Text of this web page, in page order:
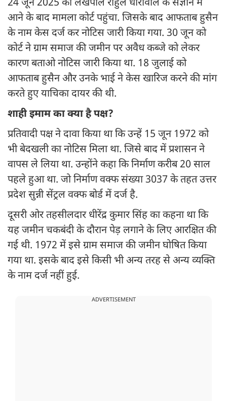
24 जून 2025 को लेखपाल राहुल धारीवाल के संज्ञान में
आने के बाद मामला कोर्ट पहुंचा. जिसके बाद आफताब हुसैन
के नाम केस दर्ज कर नोटिस जारी किया गया. 30 जून को
कोर्ट ने ग्राम समाज की जमीन पर अवैध कब्जे को लेकर
कारण बताओ नोटिस जारी किया था. 18 जुलाई को
आफताब हुसैन और उनके भाई ने केस खारिज करने की मांग
करते हुए याचिका दायर की थी.
शाही इमाम का क्या है पक्ष?
प्रतिवादी पक्ष ने दावा किया था कि उन्हें 15 जून 1972 को
भी बेदखली का नोटिस मिला था. जिसे बाद में प्रशासन ने
वापस ले लिया था. उन्होंने कहा कि निर्माण करीब 20 साल
पहले हुआ था. जो निर्माण वक्फ संख्या 3037 के तहत उत्तर
प्रदेश सुन्नी सेंट्रल वक्फ बोर्ड में दर्ज है.
दूसरी ओर तहसीलदार धीरेंद्र कुमार सिंह का कहना था कि
यह जमीन चकबंदी के दौरान पेड़ लगाने के लिए आरक्षित की
गई थी. 1972 में इसे ग्राम समाज की जमीन घोषित किया
गया था. इसके बाद इसे किसी भी अन्य तरह से अन्य व्यक्ति
के नाम दर्ज नहीं हुई.
ADVERTISEMENT